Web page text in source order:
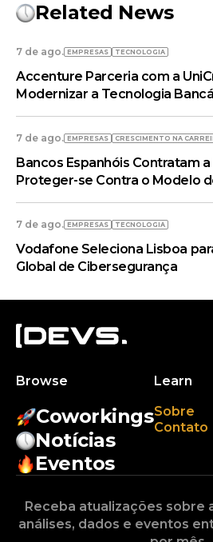
Related News
7 de ago. EMPRESAS TECNOLOGIA
Accenture Parceria com a
Modernizar a Tecnologia
7 de ago. EMPRESAS CRESCIMENTO NA
Bancos Espanhóis Contratam a
Proteger-se Contra o Modelo
7 de ago. EMPRESAS TECNOLOGIA
Vodafone Seleciona Lisboa
Global de Cibersegurança
Browse
Coworkings
Notícias
Eventos
Learn
Sobre
Contato
Receba atualizações sobre
análises, dados e eventos